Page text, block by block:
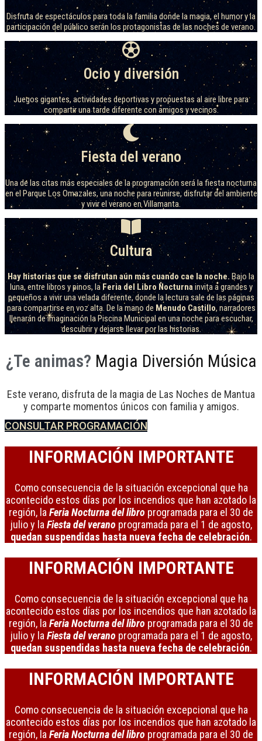
Disfruta de espectáculos para toda la familia donde la magia, el humor y la
participación del público serán los protagonistas de las noches de verano.
Ocio y diversión
Juegos gigantes, actividades deportivas y propuestas al aire libre para
compartir una tarde diferente con amigos y vecinos.
Fiesta del verano
Una de las citas más especiales de la programación será la fiesta nocturna
en el Parque Los Omazales, una noche para reunirse, disfrutar del ambiente
y vivir el verano en Villamanta.
Cultura
Hay historias que se disfrutan aún más cuando cae la noche. Bajo la
luna, entre libros y pinos, la Feria del Libro Nocturnainvita a grandes y
pequeños a vivir una velada diferente, donde la lectura sale de las páginas
para compartirse en voz alta. De la mano de Menudo Castillo, narradores
llenarán de imaginación la Piscina Municipal en una noche para escuchar,
descubrir y dejarse llevar por las historias.
¿Te animas? Magia Diversión Música
Este verano, disfruta de la magia de Las Noches de Mantua
y comparte momentos únicos con familia y amigos.
CONSULTAR PROGRAMACIÓN
INFORMACIÓN IMPORTANTE
Como consecuencia de la situación excepcional que ha
acontecido estos días por los incendios que han azotado la
región, laFeria Nocturna del libro programada para el 30 de
julio y laFiesta del verano programada para el 1 de agosto,
quedan suspendidas hasta nueva fecha de celebración.
INFORMACIÓN IMPORTANTE
Como consecuencia de la situación excepcional que ha
acontecido estos días por los incendios que han azotado la
región, la Feria Nocturna del libro programada para el 30 de
julio y la Fiesta del verano programada para el 1 de agosto,
quedan suspendidas hasta nueva fecha de celebración.
INFORMACIÓN IMPORTANTE
Como consecuencia de la situación excepcional que ha
acontecido estos días por los incendios que han azotado la
región, la Feria Nocturna del libro programada para el 30 de